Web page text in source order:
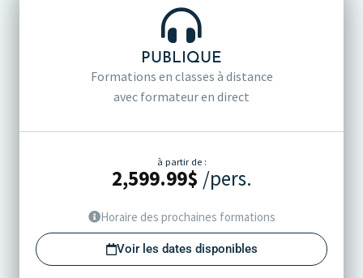
PUBLIQUE
Formations en classes à distance
avec formateur en direct
à partir de :
2,599.99$ /pers.
Horaire des prochaines formations
Voir les dates disponibles